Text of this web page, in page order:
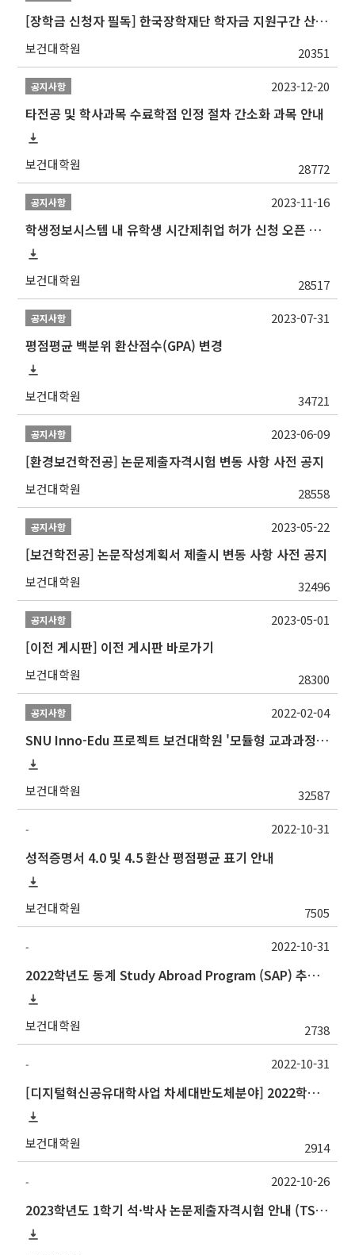
[장학금 신청자 필독] 한국장학재단 학자금 지원구간 산정 권고
보건대학원 20351
공지사항
타전공 및 학사과목 수료학점 인정 절차 간소화 과목 안내
보건대학원 28772
2023-12-20
공지사항
학생정보시스템 내 유학생 시간제취업 허가 신청 오픈 안내
보건대학원 28517
2023-11-16
공지사항
평점평균 백분위 환산점수(GPA) 변경
보건대학원 34721
2023-07-31
공지사항
[환경보건학전공] 논문제출자격시험 변동 사항 사전 공지
보건대학원 28558
2023-06-09
공지사항
[보건학전공] 논문작성계획서 제출시 변동 사항 사전 공지
보건대학원 32496
2023-05-22
공지사항
[이전 게시판] 이전 게시판 바로가기
보건대학원 28300
2023-05-01
공지사항
SNU Inno-Edu 프로젝트 보건대학원 '모듈형 교과과정' 안내(revised 2022/2/28)
보건대학원 32587
2022-02-04
-
성적증명서 4.0 및 4.5 환산 평점평균 표기 안내
보건대학원 7505
2022-10-31
-
2022학년도 동계 Study Abroad Program (SAP) 추가 모집 안내
보건대학원 2738
2022-10-31
-
[디지털혁신공유대학사업 차세대반도체분야] 2022학년도 동계계절학기 포항공과대학교 교류 수학 안내
보건대학원 2914
2022-10-31
-
2023학년도 1학기 석·박사 논문제출자격시험 안내 (TSQ exam: Major and Korean for foreign students)_박사 고사장 변경
2022-10-26